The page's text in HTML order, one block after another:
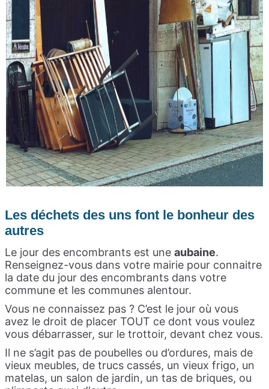
Les déchets des uns font le bonheur des
autres
Le jour des encombrants est une aubaine.
Renseignez-vous dans votre mairie pour connaitre
la date du jour des encombrants dans votre
commune et les communes alentour.
Vous ne connaissez pas ? C’est le jour où vous
avez le droit de placer TOUT ce dont vous voulez
vous débarrasser, sur le trottoir, devant chez vous.
Il ne s’agit pas de poubelles ou d’ordures, mais de
vieux meubles, de trucs cassés, un vieux frigo, un
matelas, un salon de jardin, un tas de briques, ou